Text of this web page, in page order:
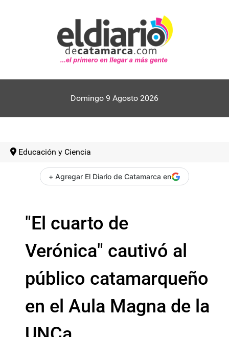
Domingo 9 Agosto 2026
Educación y Ciencia
+ Agregar El Diario de Catamarca en
"El cuarto de
Verónica" cautivó al
público catamarqueño
en el Aula Magna de la